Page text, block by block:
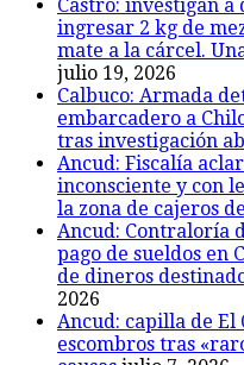
Castro: investigan
ingresar 2 kg de
mate a la cárcel.
julio 19, 2026
Calbuco: Armada
embarcadero a
tras investigación
Ancud: Fiscalía
inconsciente y con
la zona de cajeros
Ancud: Contraloría
pago de sueldos en
de dineros
2026
Ancud: capilla de
escombros tras